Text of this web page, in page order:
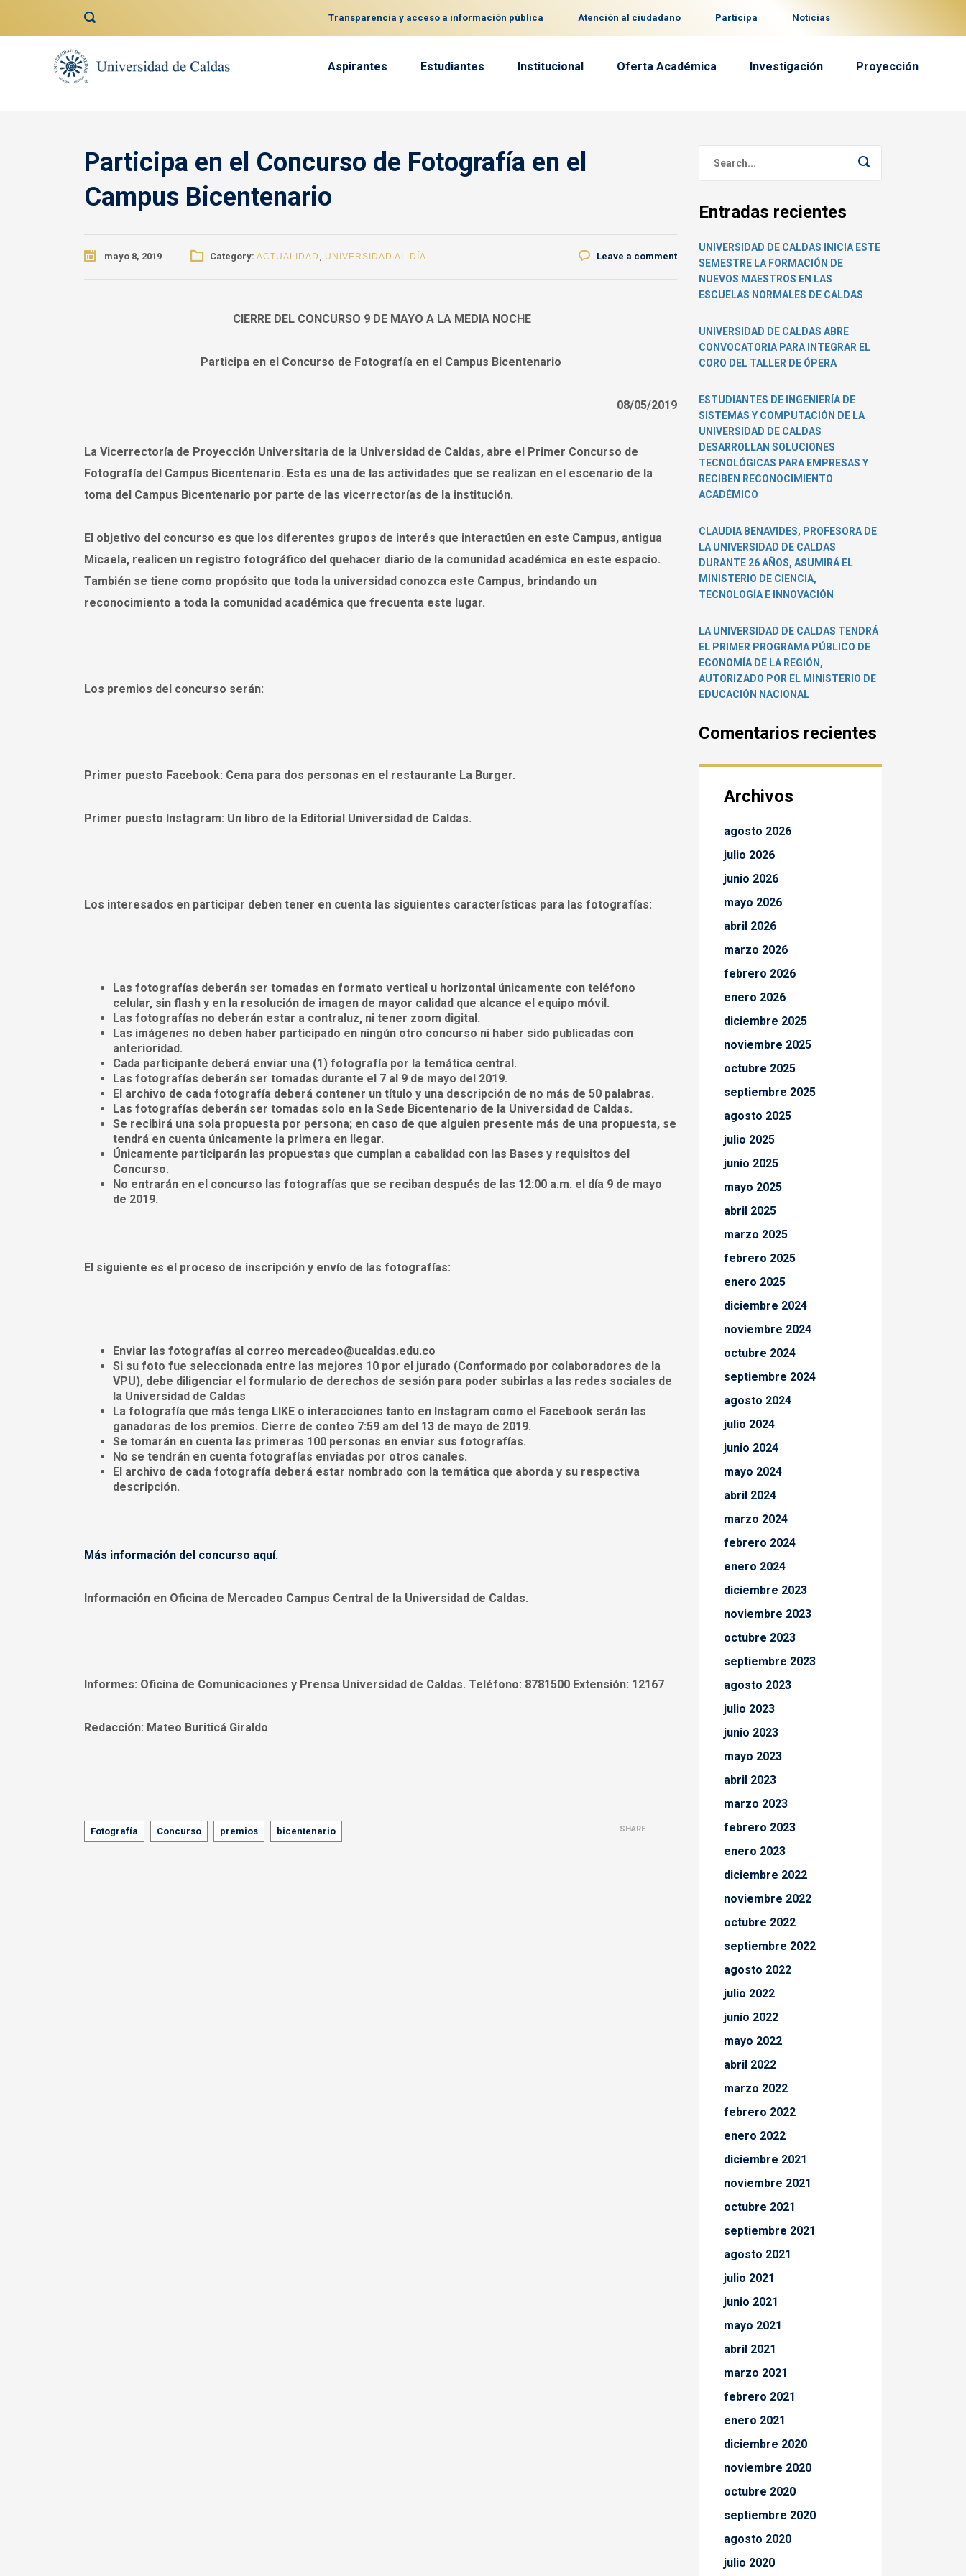
Transparencia y acceso a información pública Atención al ciudadano Participa Noticias
Aspirantes Estudiantes Institucional Oferta Académica Investigación Proyección
Participa en el Concurso de Fotografía en el
Campus Bicentenario
mayo 8, 2019 Category: ACTUALIDAD , UNIVERSIDAD AL DÍA Leave a comment
CIERRE DEL CONCURSO 9 DE MAYO A LA MEDIA NOCHE
Participa en el Concurso de Fotografía en el Campus Bicentenario
08/05/2019
La Vicerrectoría de Proyección Universitaria de la Universidad de Caldas, abre el Primer Concurso de
Fotografía del Campus Bicentenario. Esta es una de las actividades que se realizan en el escenario de la
toma del Campus Bicentenario por parte de las vicerrectorías de la institución.
El objetivo del concurso es que los diferentes grupos de interés que interactúen en este Campus, antigua
Micaela, realicen un registro fotográfico del quehacer diario de la comunidad académica en este espacio.
También se tiene como propósito que toda la universidad conozca este Campus, brindando un
reconocimiento a toda la comunidad académica que frecuenta este lugar.
Los premios del concurso serán:
Primer puesto Facebook: Cena para dos personas en el restaurante La Burger.
Primer puesto Instagram: Un libro de la Editorial Universidad de Caldas.
Los interesados en participar deben tener en cuenta las siguientes características para las fotografías:
Las fotografías deberán ser tomadas en formato vertical u horizontal únicamente con teléfono
celular, sin flash y en la resolución de imagen de mayor calidad que alcance el equipo móvil.
Las fotografías no deberán estar a contraluz, ni tener zoom digital.
Las imágenes no deben haber participado en ningún otro concurso ni haber sido publicadas con
anterioridad.
Cada participante deberá enviar una (1) fotografía por la temática central.
Las fotografías deberán ser tomadas durante el 7 al 9 de mayo del 2019.
El archivo de cada fotografía deberá contener un título y una descripción de no más de 50 palabras.
Las fotografías deberán ser tomadas solo en la Sede Bicentenario de la Universidad de Caldas.
Se recibirá una sola propuesta por persona; en caso de que alguien presente más de una propuesta, se
tendrá en cuenta únicamente la primera en llegar.
Únicamente participarán las propuestas que cumplan a cabalidad con las Bases y requisitos del
Concurso.
No entrarán en el concurso las fotografías que se reciban después de las 12:00 a.m. el día 9 de mayo
de 2019.
El siguiente es el proceso de inscripción y envío de las fotografías:
Enviar las fotografías al correo mercadeo@ucaldas.edu.co
Si su foto fue seleccionada entre las mejores 10 por el jurado (Conformado por colaboradores de la
VPU), debe diligenciar el formulario de derechos de sesión para poder subirlas a las redes sociales de
la Universidad de Caldas
La fotografía que más tenga LIKE o interacciones tanto en Instagram como el Facebook serán las
ganadoras de los premios. Cierre de conteo 7:59 am del 13 de mayo de 2019.
Se tomarán en cuenta las primeras 100 personas en enviar sus fotografías.
No se tendrán en cuenta fotografías enviadas por otros canales.
El archivo de cada fotografía deberá estar nombrado con la temática que aborda y su respectiva
descripción.
Más información del concurso aquí.
Información en Oficina de Mercadeo Campus Central de la Universidad de Caldas.
Informes: Oficina de Comunicaciones y Prensa Universidad de Caldas. Teléfono: 8781500 Extensión: 12167
Redacción: Mateo Buriticá Giraldo
Tags
Fotografía Concurso premios bicentenario SHARE
Entradas recientes
UNIVERSIDAD DE CALDAS INICIA ESTE
SEMESTRE LA FORMACIÓN DE
NUEVOS MAESTROS EN LAS
ESCUELAS NORMALES DE CALDAS
UNIVERSIDAD DE CALDAS ABRE
CONVOCATORIA PARA INTEGRAR EL
CORO DEL TALLER DE ÓPERA
ESTUDIANTES DE INGENIERÍA DE
SISTEMAS Y COMPUTACIÓN DE LA
UNIVERSIDAD DE CALDAS
DESARROLLAN SOLUCIONES
TECNOLÓGICAS PARA EMPRESAS Y
RECIBEN RECONOCIMIENTO
ACADÉMICO
CLAUDIA BENAVIDES, PROFESORA DE
LA UNIVERSIDAD DE CALDAS
DURANTE 26 AÑOS, ASUMIRÁ EL
MINISTERIO DE CIENCIA,
TECNOLOGÍA E INNOVACIÓN
LA UNIVERSIDAD DE CALDAS TENDRÁ
EL PRIMER PROGRAMA PÚBLICO DE
ECONOMÍA DE LA REGIÓN,
AUTORIZADO POR EL MINISTERIO DE
EDUCACIÓN NACIONAL
Comentarios recientes
Archivos
agosto 2026
julio 2026
junio 2026
mayo 2026
abril 2026
marzo 2026
febrero 2026
enero 2026
diciembre 2025
noviembre 2025
octubre 2025
septiembre 2025
agosto 2025
julio 2025
junio 2025
mayo 2025
abril 2025
marzo 2025
febrero 2025
enero 2025
diciembre 2024
noviembre 2024
octubre 2024
septiembre 2024
agosto 2024
julio 2024
junio 2024
mayo 2024
abril 2024
marzo 2024
febrero 2024
enero 2024
diciembre 2023
noviembre 2023
octubre 2023
septiembre 2023
agosto 2023
julio 2023
junio 2023
mayo 2023
abril 2023
marzo 2023
febrero 2023
enero 2023
diciembre 2022
noviembre 2022
octubre 2022
septiembre 2022
agosto 2022
julio 2022
junio 2022
mayo 2022
abril 2022
marzo 2022
febrero 2022
enero 2022
diciembre 2021
noviembre 2021
octubre 2021
septiembre 2021
agosto 2021
julio 2021
junio 2021
mayo 2021
abril 2021
marzo 2021
febrero 2021
enero 2021
diciembre 2020
noviembre 2020
octubre 2020
septiembre 2020
agosto 2020
julio 2020